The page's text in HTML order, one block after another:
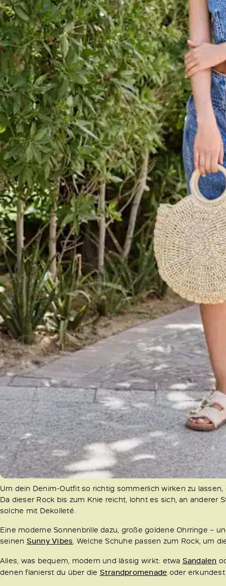
Um dein Denim-Outfit so richtig sommerlich wirken zu
Da dieser Rock bis zum Knie reicht, lohnt es sich, an
solche mit Dekolleté.
Eine moderne Sonnenbrille dazu, große goldene Ohrringe –
seinen Sunny Vibes. Welche Schuhe passen zum Rock, um
Alles, was bequem, modern und lässig wirkt: etwa Sandalen
denen flanierst du über die Strandpromenade oder